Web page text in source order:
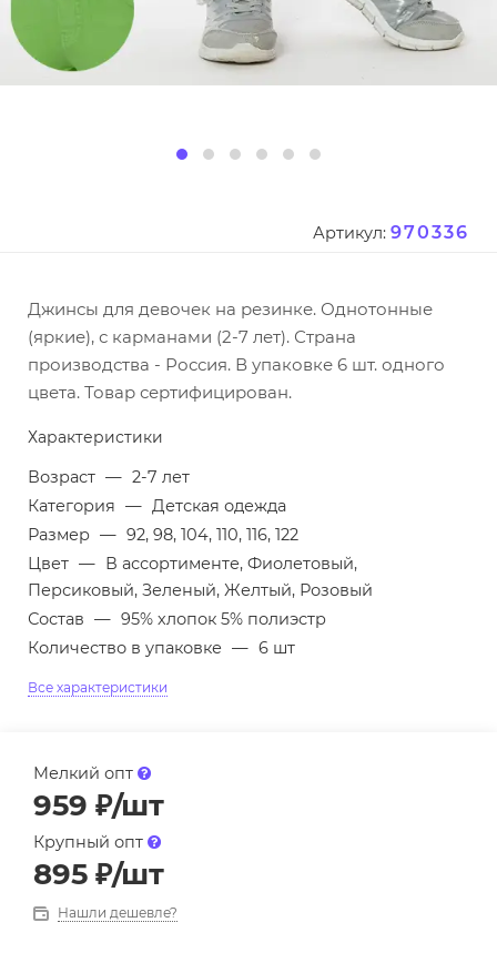
Артикул: 970336
Джинсы для девочек на резинке. Однотонные
(яркие), с карманами (2-7 лет). Страна
производства - Россия. В упаковке 6 шт. одного
цвета. Товар сертифицирован.
Характеристики
Возраст — 2-7 лет
Категория — Детская одежда
Размер — 92, 98, 104, 110, 116, 122
Цвет — В ассортименте, Фиолетовый,
Персиковый, Зеленый, Желтый, Розовый
Состав — 95% хлопок 5% полиэстр
Количество в упаковке — 6 шт
Все характеристики
Мелкий опт
959 ₽/шт
Крупный опт
895 ₽/шт
Нашли дешевле?